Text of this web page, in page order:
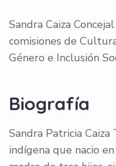
Sandra Caiza
comisiones de
Género e Inclusión
Biografía
Sandra Patricia
indígena que nacio